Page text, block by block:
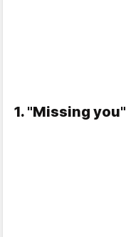
1. "Missing you"